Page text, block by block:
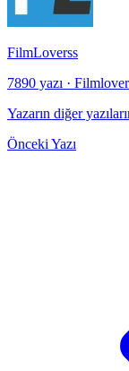
FilmLoverss
7890 yazı ·
Yazarın diğer
Önceki Yazı